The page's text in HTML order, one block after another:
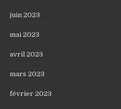
juin 2023
mai 2023
avril 2023
mars 2023
février 2023